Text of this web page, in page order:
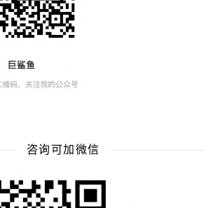
咨询可加微信